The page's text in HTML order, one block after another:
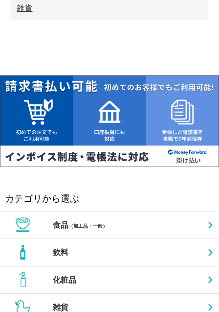
雑貨
カテゴリから選ぶ
食品（加工品・一般）
飲料
化粧品
雑貨